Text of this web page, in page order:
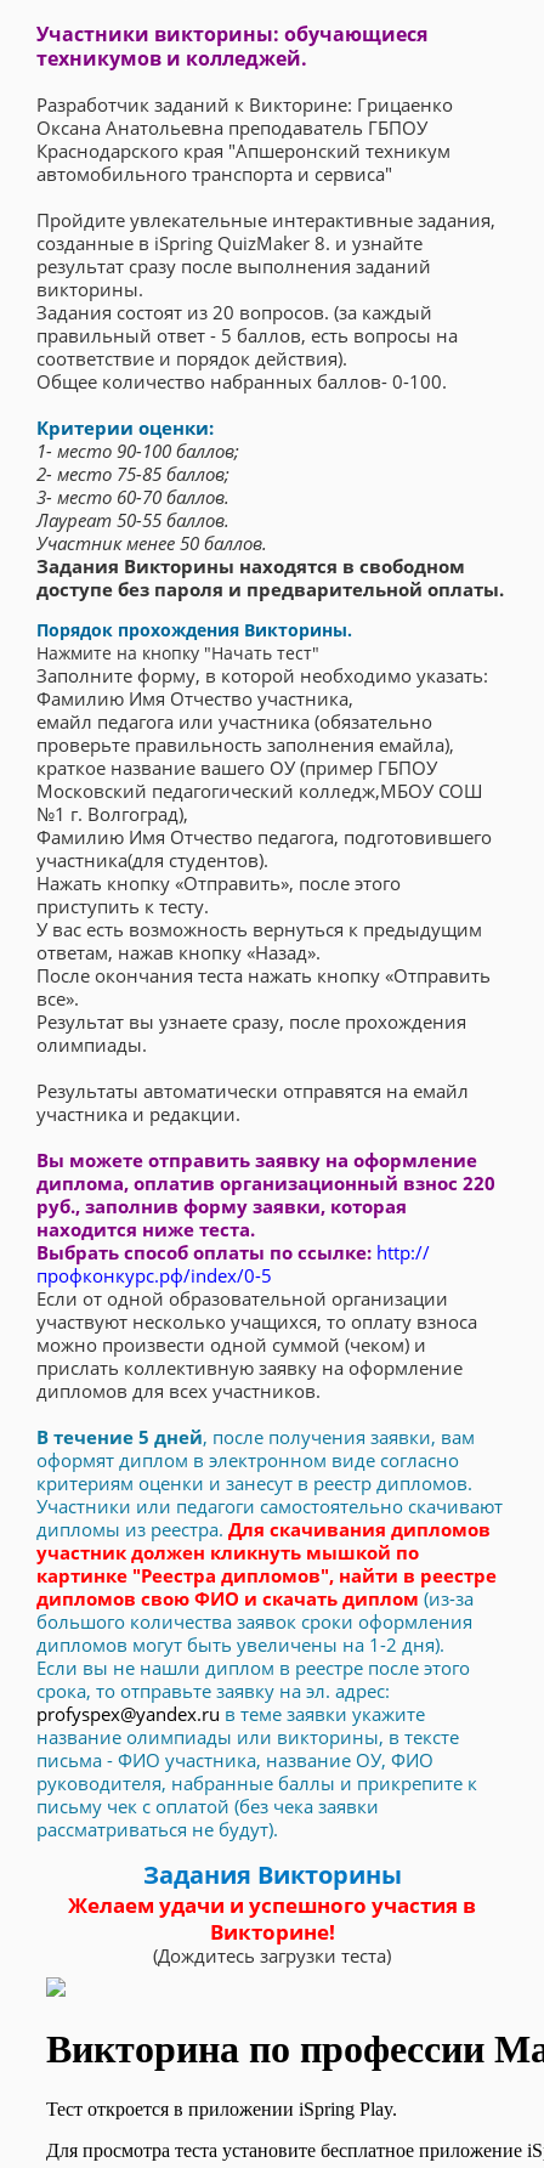
Участники викторины: обучающиеся
техникумов и колледжей.
Разработчик заданий к Викторине: Грицаенко
Оксана Анатольевна преподаватель ГБПОУ
Краснодарского края "Апшеронский техникум
автомобильного транспорта и сервиса"
Пройдите увлекательные интерактивные задания,
созданные в iSpring QuizMaker 8. и узнайте
результат сразу после выполнения заданий
викторины.
Задания состоят из 20 вопросов. (за каждый
правильный ответ - 5 баллов, есть вопросы на
соответствие и порядок действия).
Общее количество набранных баллов- 0-100.
Критерии оценки:
1- место 90-100 баллов;
2- место 75-85 баллов;
3- место 60-70 баллов.
Лауреат 50-55 баллов.
Участник менее 50 баллов.
Задания Викторины находятся в свободном
доступе без пароля и предварительной оплаты.
Порядок прохождения Викторины.
Нажмите на кнопку "Начать тест"
Заполните форму, в которой необходимо указать:
Фамилию Имя Отчество участника,
емайл педагога или участника (обязательно
проверьте правильность заполнения емайла),
краткое название вашего ОУ (пример ГБПОУ
Московский педагогический колледж,МБОУ СОШ
№1 г. Волгоград),
Фамилию Имя Отчество педагога, подготовившего
участника(для студентов).
Нажать кнопку «Отправить», после этого
приступить к тесту.
У вас есть возможность вернуться к предыдущим
ответам, нажав кнопку «Назад».
После окончания теста нажать кнопку «Отправить
все».
Результат вы узнаете сразу, после прохождения
олимпиады.
Результаты автоматически отправятся на емайл
участника и редакции.
Вы можете отправить заявку на оформление
диплома, оплатив организационный взнос 220
руб., заполнив форму заявки, которая
находится ниже теста.
Выбрать способ оплаты по ссылке: http://
профконкурс.рф/index/0-5
Если от одной образовательной организации
участвуют несколько учащихся, то оплату взноса
можно произвести одной суммой (чеком) и
прислать коллективную заявку на оформление
дипломов для всех участников.
В течение 5 дней, после получения заявки, вам
оформят диплом в электронном виде согласно
критериям оценки и занесут в реестр дипломов.
Участники или педагоги самостоятельно скачивают
дипломы из реестра. Для скачивания дипломов
участник должен кликнуть мышкой по
картинке "Реестра дипломов", найти в реестре
дипломов свою ФИО и скачать диплом (из-за
большого количества заявок сроки оформления
дипломов могут быть увеличены на 1-2 дня).
Если вы не нашли диплом в реестре после этого
срока, то отправьте заявку на эл. адрес:
profyspex@yandex.ru в теме заявки укажите
название олимпиады или викторины, в тексте
письма - ФИО участника, название ОУ, ФИО
руководителя, набранные баллы и прикрепите к
письму чек с оплатой (без чека заявки
рассматриваться не будут).
Задания Викторины
Желаем удачи и успешного участия в
Викторине!
(Дождитесь загрузки теста)